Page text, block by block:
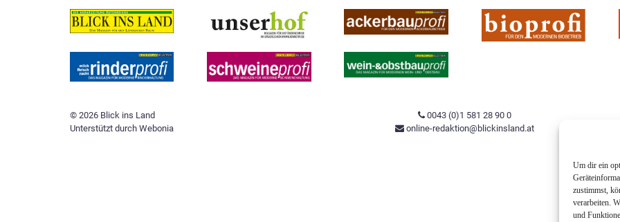
Um dir ein
zustimmst,
verarbeiten.
und
© 2026 Blick ins Land
Unterstützt durch Webonia
0043 (0)1 581 28 90 0
online-redaktion@blickinsland.at